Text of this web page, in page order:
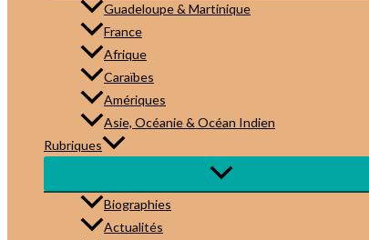
Guadeloupe & Martinique
France
Afrique
Caraïbes
Amériques
Asie, Océanie & Océan Indien
Rubriques
Biographies
Actualités